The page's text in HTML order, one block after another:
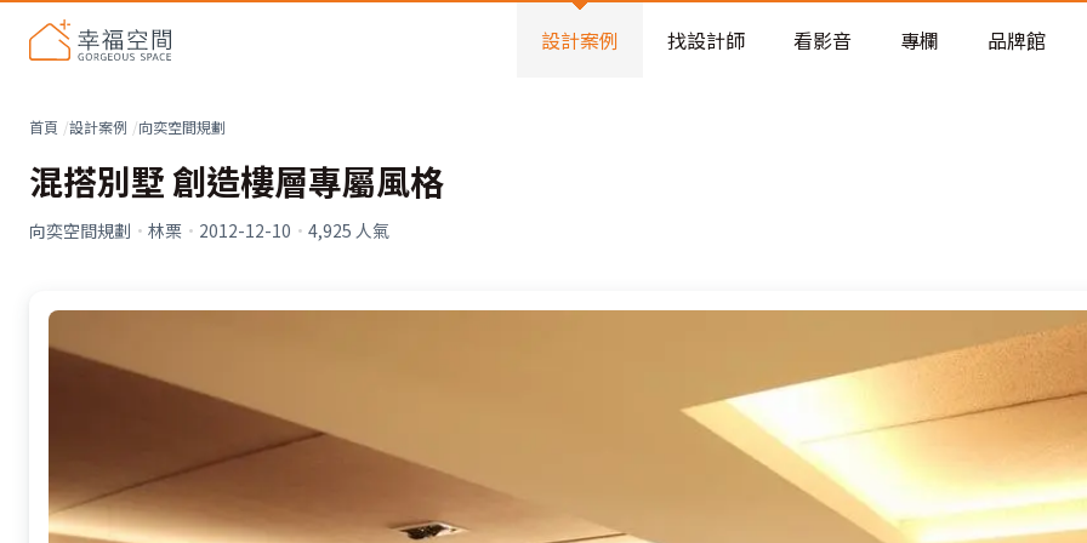
老屋預算分配與高 CP 值煥新術
設計案例 找設計師 看影音 專欄 品牌館
首頁 設計案例 向奕空間規劃
混搭別墅 創造樓層專屬風格
向奕空間規劃 · 林栗 · 2012-12-10 · 4,925 人氣